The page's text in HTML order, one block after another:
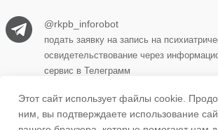
@rkpb_inforobot
подать заявку на запись на
освидетельствование через
сервис в Телеграмм
450069, г. Уфа, ул. Прудная, д. 15
Этот сайт использует файлы cookie.
ним, вы подтверждаете использование